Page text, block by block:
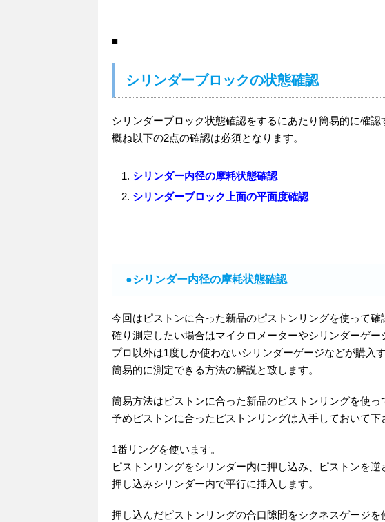
■
シリンダーブロックの状態確認
シリンダーブロック状態確認をするにあたり簡易的に確認
概ね以下の2点の確認は必須となります。
シリンダー内径の摩耗状態確認
シリンダーブロック上面の平面度確認
●シリンダー内径の摩耗状態確認
今回はピストンに合った新品のピストンリングを使って確
確り測定したい場合はマイクロメーターやシリンダーゲー
プロ以外は1度しか使わないシリンダーゲージなどが購入
簡易的に測定できる方法の解説と致します。
簡易方法はピストンに合った新品のピストンリングを使っ
予めピストンに合ったピストンリングは入手しておいて下
1番リングを使います。
ピストンリングをシリンダー内に押し込み、ピストンを
押し込みシリンダー内で平行に挿入します。
押し込んだピストンリングの合口隙間をシクネスゲージ